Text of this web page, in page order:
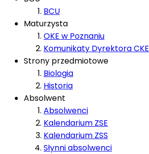
BCU
Maturzysta
OKE w Poznaniu
Komunikaty Dyrektora CKE
Strony przedmiotowe
Biologia
Historia
Absolwent
Absolwenci
Kalendarium ZSE
Kalendarium ZSS
Słynni absolwenci